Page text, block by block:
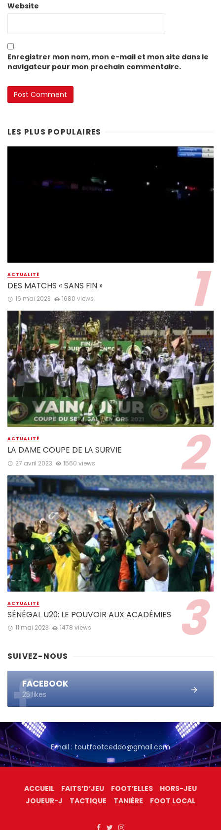
Website
Enregistrer mon nom, mon e-mail et mon site dans le
navigateur pour mon prochain commentaire.
LES PLUS POPULAIRES
ACTUALITÉ
DES MATCHS « SANS FIN »
16 mai 2023 1680 views
ACTUALITÉ
LA DAME COUPE DE LA SURVIE
27 avril 2023 1560 views
ACTUALITÉ
SÉNÉGAL U20: LE POUVOIR AUX ACADÉMIES
11 mai 2023 1478 views
SUIVEZ-NOUS
FACEBOOK
25 likes
Email : toutfootceddo@gmail.com
ACCUEIL FAITS’D’JEU FOOT’ELLES
HORS-JEU
JOUEUR-J
TACTIQUE TANIÈRE FOOT LOCAL